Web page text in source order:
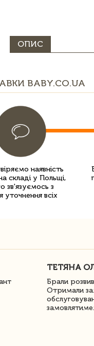
ОПИС
BABY.CO.UA
наявність
складі у Польщі,
зв'язуємось з
уточнення всіх
ТЕТЯНА
Брали
Отримали